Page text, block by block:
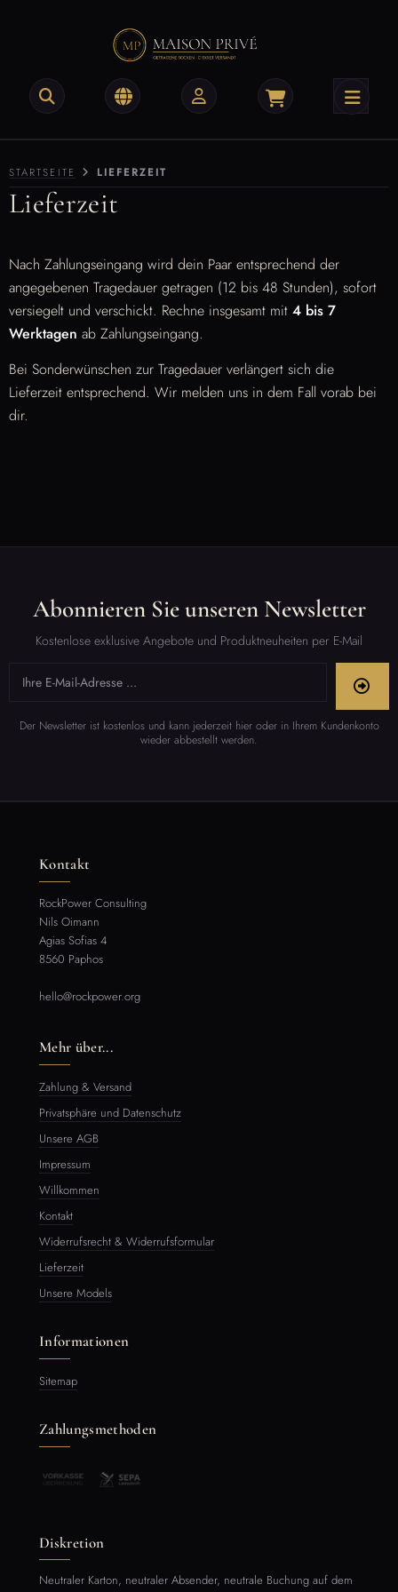
STARTSEITE LIEFERZEIT
Lieferzeit
Nach Zahlungseingang wird dein Paar entsprechend der
angegebenen Tragedauer getragen (12 bis 48 Stunden), sofort
versiegelt und verschickt. Rechne insgesamt mit 4 bis 7
Werktagen ab Zahlungseingang.
Bei Sonderwünschen zur Tragedauer verlängert sich die
Lieferzeit entsprechend. Wir melden uns in dem Fall vorab bei
dir.
Abonnieren Sie unseren Newsletter
Kostenlose exklusive Angebote und Produktneuheiten per E-Mail
Der Newsletter ist kostenlos und kann jederzeit hier oder in Ihrem Kundenkonto
wieder abbestellt werden.
Kontakt
RockPower Consulting
Nils Oimann
Agias Sofias 4
8560 Paphos
hello@rockpower.org
Mehr über...
Zahlung & Versand
Privatsphäre und Datenschutz
Unsere AGB
Impressum
Willkommen
Kontakt
Widerrufsrecht & Widerrufsformular
Lieferzeit
Unsere Models
Informationen
Sitemap
Zahlungsmethoden
Diskretion
Neutraler Karton, neutraler Absender, neutrale Buchung auf dem
ALLES ANZEIGEN AUS SOCKEN
Socken
Socken